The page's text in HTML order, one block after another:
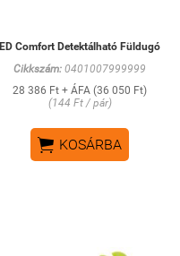
ED Comfort Detektálható Füldugó
Cikkszám: 0401007999999
28 386 Ft + ÁFA (36 050 Ft)
(144 Ft / pár)
 KOSÁRBA